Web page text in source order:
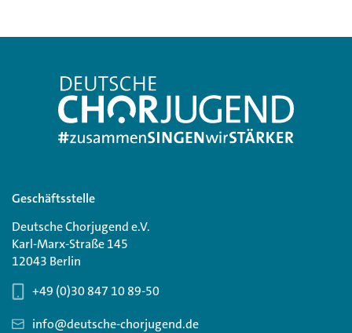
Geschäftsstelle
Deutsche Chorjugend e.V.
Karl-Marx-Straße 145
12043 Berlin
+49 (0)30 847 10 89-50
info@deutsche-chorjugend.de